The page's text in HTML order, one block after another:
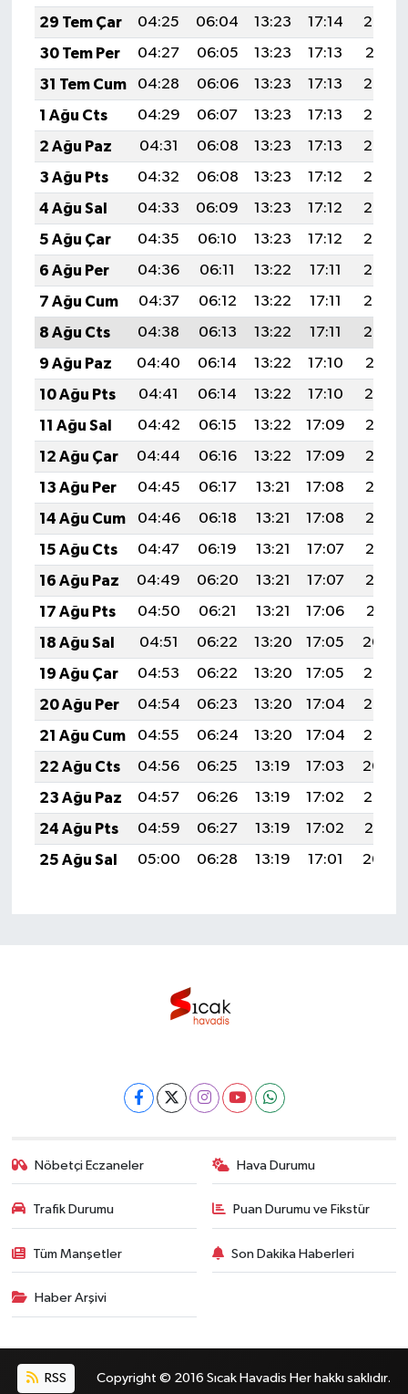
29 Tem Çar
04:25 06:04 13:23 17:14
20:32
30 Tem Per
04:27 06:05 13:23 17:13
20:31
31 Tem Cum
04:28 06:06 13:23 17:13
20:30
1 Ağu Cts
04:29 06:07 13:23 17:13
20:29
2 Ağu Paz
04:31 06:08 13:23 17:13
20:28
3 Ağu Pts
04:32 06:08 13:23 17:12
20:27
4 Ağu Sal
04:33 06:09 13:23 17:12
20:26
5 Ağu Çar
04:35 06:10 13:23 17:12
20:25
6 Ağu Per
04:36 06:11 13:22 17:11
20:24
7 Ağu Cum
04:37 06:12 13:22 17:11
20:23
8 Ağu Cts
04:38 06:13 13:22 17:11
20:22
9 Ağu Paz
04:40 06:14 13:22 17:10
20:21
10 Ağu Pts
04:41 06:14 13:22 17:10
20:19
11 Ağu Sal
04:42 06:15 13:22 17:09
20:18
12 Ağu Çar
04:44 06:16 13:22 17:09
20:17
13 Ağu Per
04:45 06:17 13:21 17:08
20:16
14 Ağu Cum
04:46 06:18 13:21 17:08
20:15
15 Ağu Cts
04:47 06:19 13:21 17:07
20:13
16 Ağu Paz
04:49 06:20 13:21 17:07
20:12
17 Ağu Pts
04:50 06:21 13:21 17:06
20:11
18 Ağu Sal
04:51 06:22 13:20 17:05
20:09
19 Ağu Çar
04:53 06:22 13:20 17:05
20:08
20 Ağu Per
04:54 06:23 13:20 17:04
20:07
21 Ağu Cum
04:55 06:24 13:20 17:04
20:05
22 Ağu Cts
04:56 06:25 13:19 17:03
20:04
23 Ağu Paz
04:57 06:26 13:19 17:02
20:03
24 Ağu Pts
04:59 06:27 13:19 17:02
20:01
25 Ağu Sal
05:00 06:28 13:19 17:01 20:00
Nöbetçi Eczaneler Hava Durumu
Trafik Durumu Puan Durumu ve Fikstür
Tüm Manşetler Son Dakika Haberleri
Haber Arşivi
RSS Copyright © 2016 Sıcak Havadis Her hakkı saklıdır.